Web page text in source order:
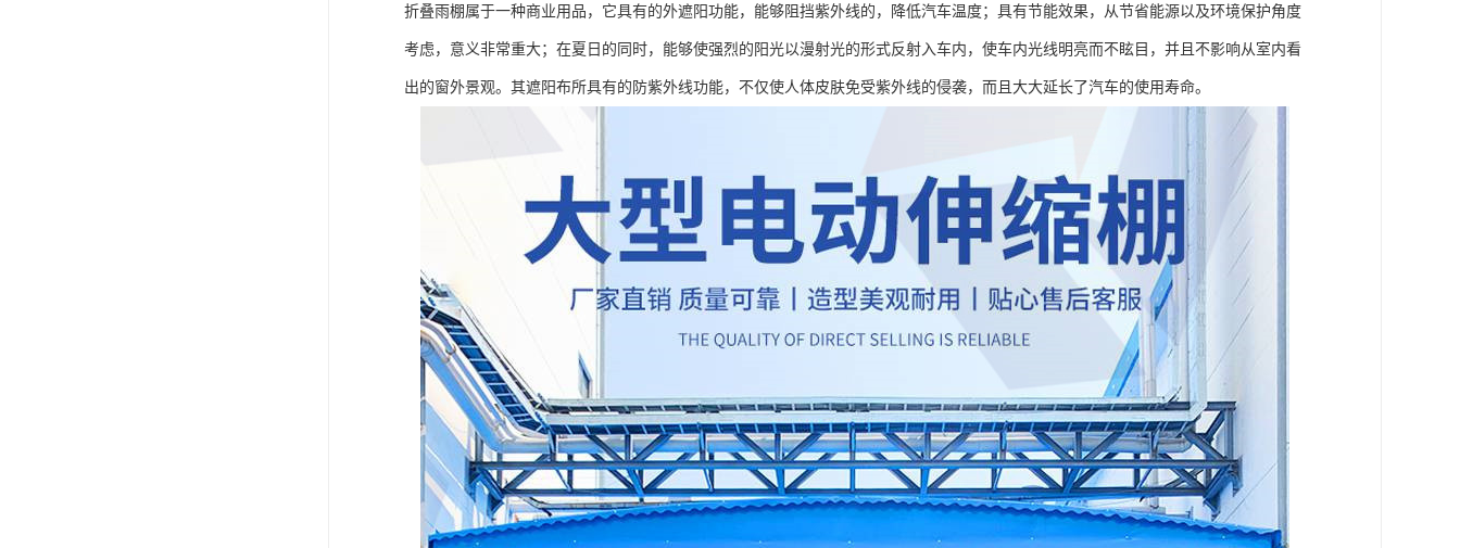
折叠雨棚属于一种商业用品，它具有的外遮阳功能，能够阻挡紫外线的，降低汽车温度；具有节能效果，从节省能源以及环境保护角度
考虑，意义非常重大；在夏日的同时，能够使强烈的阳光以漫射光的形式反射入车内，使车内光线明亮而不眩目，并且不影响从室内看
出的窗外景观。其遮阳布所具有的防紫外线功能，不仅使人体皮肤免受紫外线的侵袭，而且大大延长了汽车的使用寿命。